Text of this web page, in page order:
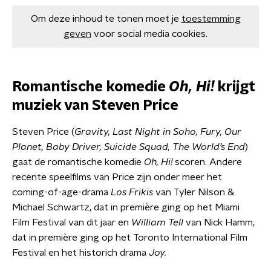
Om deze inhoud te tonen moet je toestemming
geven voor social media cookies.
Romantische komedie Oh, Hi! krijgt
muziek van Steven Price
Steven Price (Gravity, Last Night in Soho, Fury, Our
Planet, Baby Driver, Suicide Squad, The World’s End)
gaat de romantische komedie Oh, Hi!scoren. Andere
recente speelfilms van Price zijn onder meer het
coming-of-age-drama Los Frikis van Tyler Nilson &
Michael Schwartz, dat in première ging op het Miami
Film Festival van dit jaar en William Tell van Nick Hamm,
dat in première ging op het Toronto International Film
Festival en het historich drama Joy.